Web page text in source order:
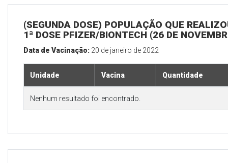
(SEGUNDA DOSE) POPULAÇÃO QUE
1ª DOSE PFIZER/BIONTECH (26 DE
Data de Vacinação: 20 de janeiro de 2022
Unidade Vacina Quantidade
Nenhum resultado foi encontrado.